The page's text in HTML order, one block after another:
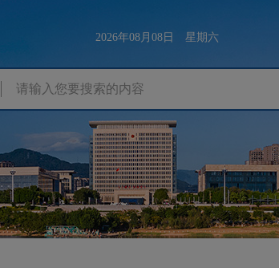
2026年08月08日 星期六